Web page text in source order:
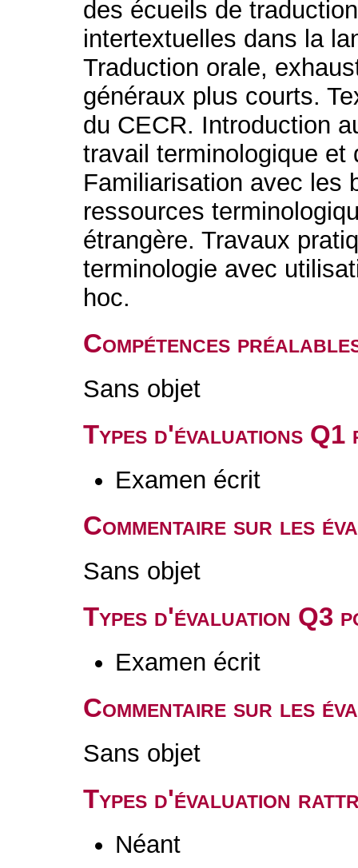
des écueils de
intertextuelles dans la
Traduction orale,
généraux plus courts.
du CECR. Introduction
travail terminologique et
Familiarisation avec les
ressources
étrangère. Travaux
terminologie avec
hoc.
Compétences
Sans objet
Types d'évaluations
Examen écrit
Commentaire sur les
Sans objet
Types d'évaluation Q3
Examen écrit
Commentaire sur les
Sans objet
Types d'évaluation
Néant